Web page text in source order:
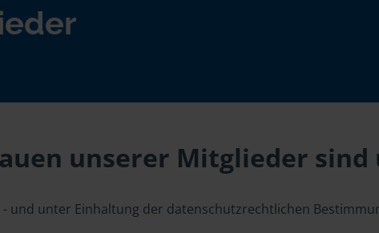
unserer Mitglieder
und unter Einhaltung der datenschutzrechtlichen